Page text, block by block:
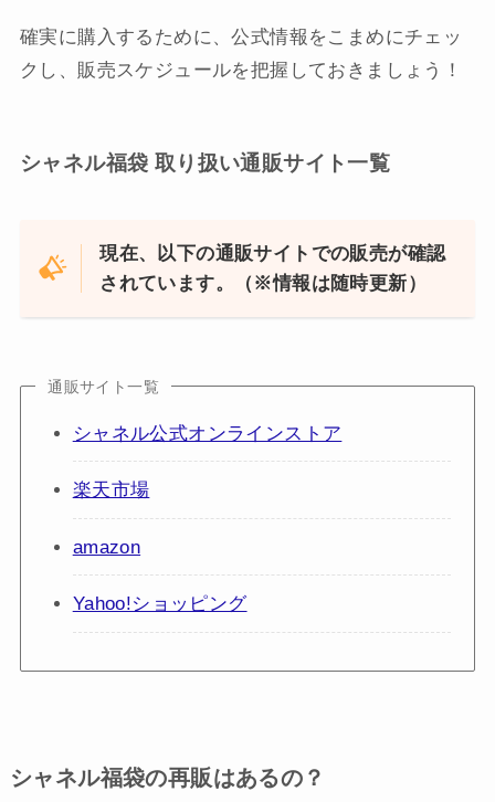
確実に購入するために、公式情報をこまめにチェッ
クし、販売スケジュールを把握しておきましょう！
シャネル福袋 取り扱い通販サイト一覧
現在、以下の通販サイトでの販売が確認
されています。（※情報は随時更新）
通販サイト一覧
シャネル公式オンラインストア
楽天市場
amazon
Yahoo!ショッピング
シャネル福袋の再販はあるの？